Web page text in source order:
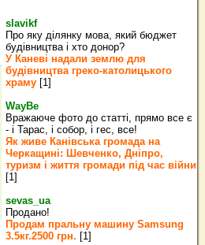
slavikf
Про яку ділянку мова, який бюджет
будівництва і хто донор?
У Каневі надали землю для
будівництва греко‐католицького
храму [1]
WayBe
Вражаюче фото до статті, прямо все є
- і Тарас, і собор, і гес, все!
Як живе Канівська громада на
Черкащині: Шевченко, Дніпро,
туризм і життя громади під час війни
[1]
sevas_ua
Продано!
Продам пральну машину Samsung
3.5кг.2500 грн. [1]